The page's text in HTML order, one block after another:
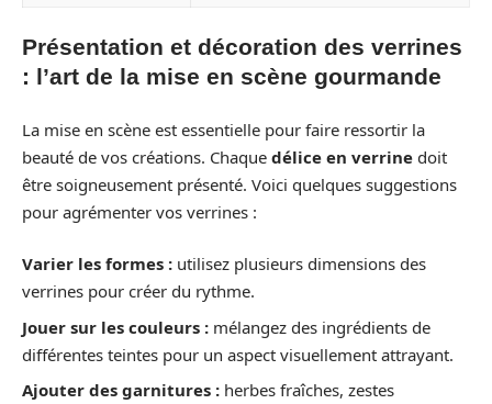
Présentation et décoration des verrines
: l’art de la mise en scène gourmande
La mise en scène est essentielle pour faire ressortir la
beauté de vos créations. Chaque délice en verrine doit
être soigneusement présenté. Voici quelques suggestions
pour agrémenter vos verrines :
Varier les formes : utilisez plusieurs dimensions des
verrines pour créer du rythme.
Jouer sur les couleurs : mélangez des ingrédients de
différentes teintes pour un aspect visuellement attrayant.
Ajouter des garnitures : herbes fraîches, zestes